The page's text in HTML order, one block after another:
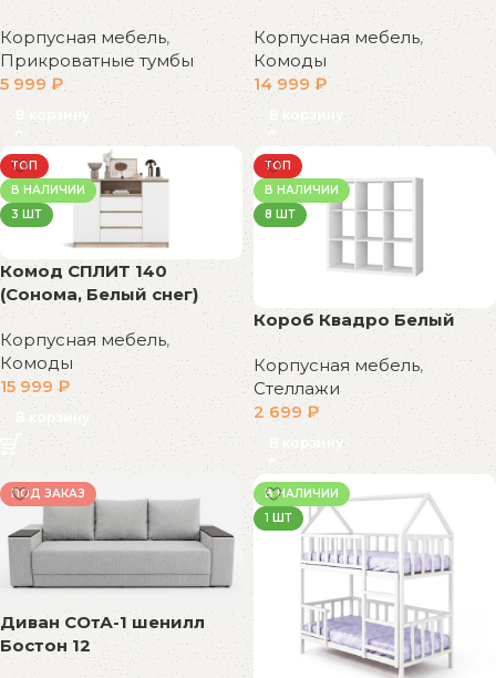
Корпусная мебель,
Прикроватные тумбы
5 999 ₽
В корзину
Корпусная мебель,
Комоды
14 999₽
В корзину
ТОП
В НАЛИЧИИ
3 ШТ
Комод СПЛИТ 140
(Сонома, Белый снег)
Корпусная мебель,
Комоды
15 999 ₽
В корзину
ТОП
В НАЛИЧИИ
8 ШТ
Короб Квадро Белый
Корпусная мебель,
Стеллажи
2 699 ₽
В корзину
ПОД ЗАКАЗ
Диван СОтА-1 шенилл
Бостон 12
В НАЛИЧИИ
1 ШТ